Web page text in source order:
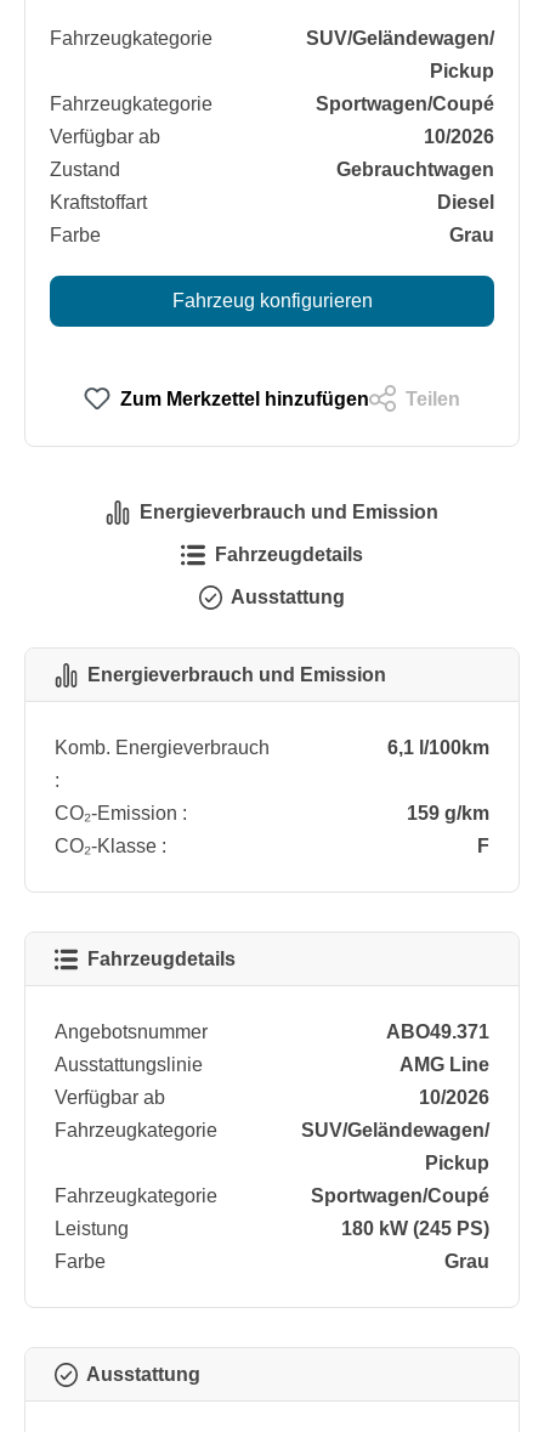
Fahrzeugkategorie
SUV/​Geländewagen/​
Pickup
Fahrzeugkategorie
Sportwagen/​Coupé
Verfügbar ab
10/2026
Zustand
Gebrauchtwagen
Kraftstoffart
Diesel
Farbe
Grau
Fahrzeug konfigurieren
Zum Merkzettel hinzufügen Teilen
Energieverbrauch und Emission
Fahrzeugdetails
Ausstattung
Energieverbrauch und Emission
Komb. Energieverbrauch
:
6,1 l/100km
CO₂-Emission :
159 g/km
CO₂-Klasse :
F
Fahrzeugdetails
Angebotsnummer
ABO49.371
Ausstattungslinie
AMG Line
Verfügbar ab
10/2026
Fahrzeugkategorie
SUV/​Geländewagen/​
Pickup
Fahrzeugkategorie
Sportwagen/​Coupé
Leistung
180 kW (245 PS)
Farbe
Grau
Ausstattung